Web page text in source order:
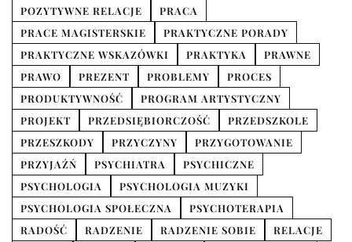
POZYTYWNE RELACJE
PRACA
PRACE MAGISTERSKIE
PRAKTYCZNE PORADY
PRAKTYCZNE WSKAZÓWKI
PRAKTYKA
PRAWNE
PRAWO
PREZENT PROBLEMY
PROCES
PRODUKTYWNOŚĆ
PROGRAM ARTYSTYCZNY
PROJEKT
PRZEDSIĘBIORCZOŚĆ
PRZEDSZKOLE
PRZESZKODY
PRZYCZYNY
PRZYGOTOWANIE
PRZYJAŹŃ
PSYCHIATRA
PSYCHICZNE
PSYCHOLOGIA
PSYCHOLOGIA MUZYKI
PSYCHOLOGIA SPOŁECZNA
PSYCHOTERAPIA
RADOŚĆ
RADZENIE RADZENIE SOBIE
RELACJE